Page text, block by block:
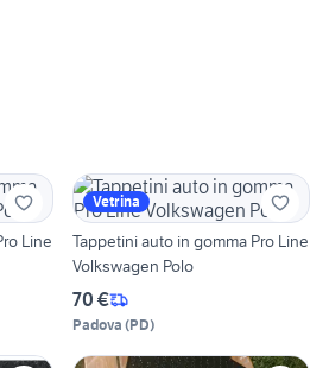
Line
Vetrina
Tappetini auto in gomma Pro Line
Volkswagen Polo
70 €
Padova (PD)